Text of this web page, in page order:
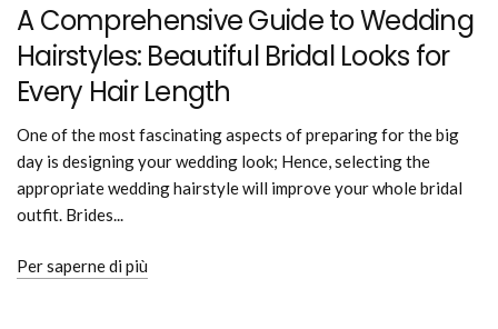
A Comprehensive Guide to Wedding
Hairstyles: Beautiful Bridal Looks for
Every Hair Length
One of the most fascinating aspects of preparing for the big
day is designing your wedding look; Hence, selecting the
appropriate wedding hairstyle will improve your whole bridal
outfit. Brides...
Per saperne di più